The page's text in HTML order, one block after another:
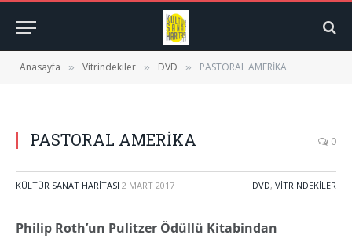
Anasayfa » Vitrindekiler » DVD » PASTORAL AMERİKA
PASTORAL AMERİKA 0
KÜLTÜR SANAT HARITASI 2 MART 2017 DVD, VITRINDEKILER
Philip Roth’un Pulitzer Ödüllü Kitabindan